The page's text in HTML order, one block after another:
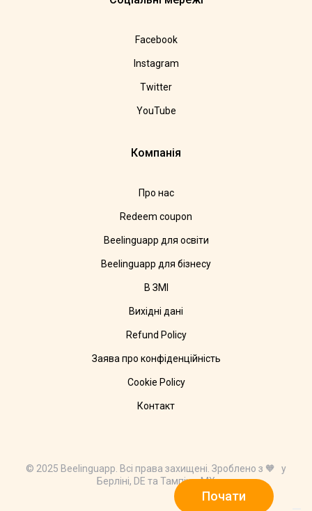
Почати
Facebook
Instagram
Twitter
YouTube
Компанія
Про нас
Redeem coupon
Beelinguapp для освіти
Beelinguapp для бізнесу
В ЗМІ
Вихідні дані
Refund Policy
Заява про конфіденційність
Cookie Policy
Контакт
© 2025 Beelinguapp. Всі права захищені. Зроблено з 🧡 у
Берліні, DE та Тампіко, MX